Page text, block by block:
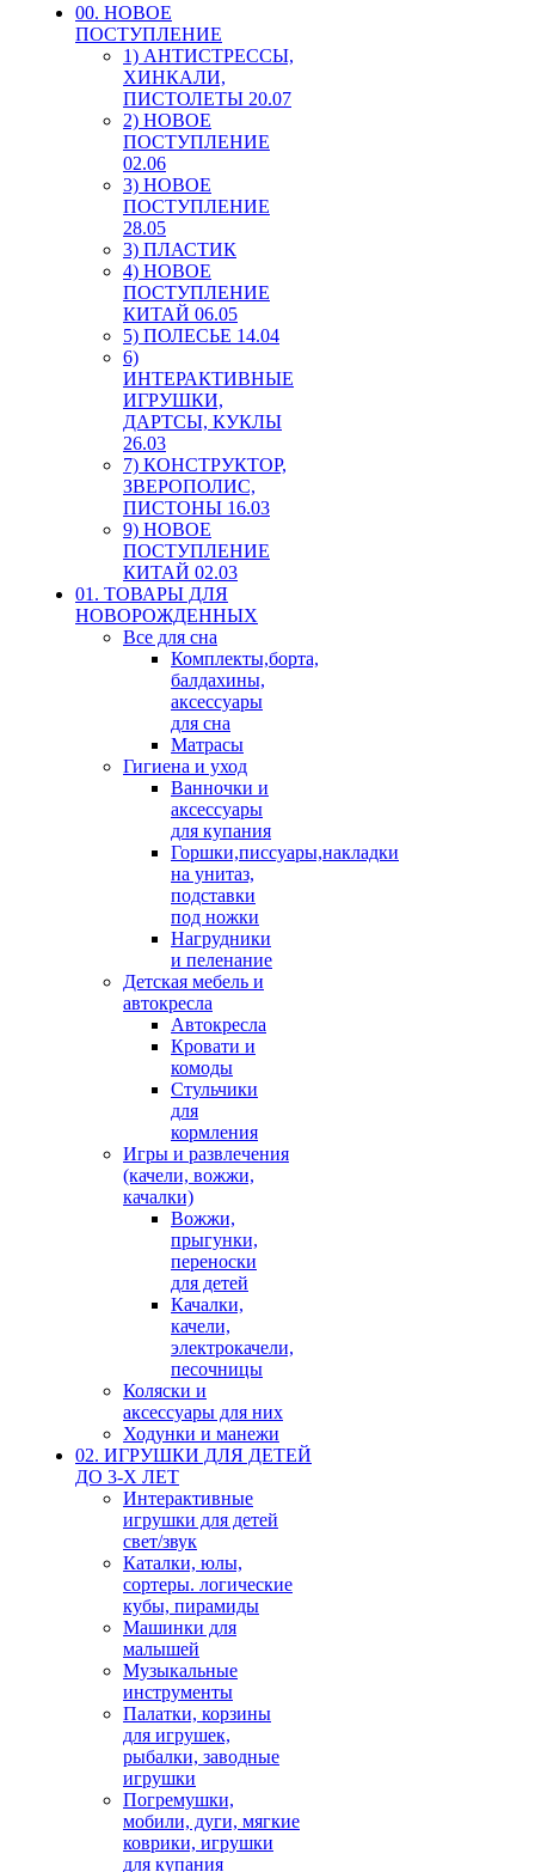
00. HОВОЕ
ПОСТУПЛЕНИЕ
1) АНТИСТРЕССЫ,
ХИНКАЛИ,
ПИСТОЛЕТЫ 20.07
2) НОВОЕ
ПОСТУПЛЕНИЕ
02.06
3) НОВОЕ
ПОСТУПЛЕНИЕ
28.05
3) ПЛАСТИК
4) НОВОЕ
ПОСТУПЛЕНИЕ
КИТАЙ 06.05
5) ПОЛЕСЬЕ 14.04
6)
ИНТЕРАКТИВНЫЕ
ИГРУШКИ,
ДАРТСЫ, КУКЛЫ
26.03
7) КОНСТРУКТОР,
ЗВЕРОПОЛИС,
ПИСТОНЫ 16.03
9) НОВОЕ
ПОСТУПЛЕНИЕ
КИТАЙ 02.03
01. ТОВАРЫ ДЛЯ
НОВОРОЖДЕННЫХ
Все для сна
Комплекты,борта,
балдахины,
аксессуары
для сна
Матрасы
Гигиена и уход
Ванночки и
аксессуары
для купания
Горшки,писсуары,накладки
на унитаз,
подставки
под ножки
Нагрудники
и пеленание
Детская мебель и
автокресла
Автокресла
Кровати и
комоды
Стульчики
для
кормления
Игры и развлечения
(качели, вожжи,
качалки)
Вожжи,
прыгунки,
переноски
для детей
Качалки,
качели,
электрокачели,
песочницы
Коляски и
аксессуары для них
Ходунки и манежи
02. ИГРУШКИ ДЛЯ ДЕТЕЙ
ДО 3-Х ЛЕТ
Интерактивные
игрушки для детей
свет/звук
Каталки, юлы,
сортеры. логические
кубы, пирамиды
Машинки для
малышей
Музыкальные
инструменты
Палатки, корзины
для игрушек,
рыбалки, заводные
игрушки
Погремушки,
мобили, дуги, мягкие
коврики, игрушки
для купания